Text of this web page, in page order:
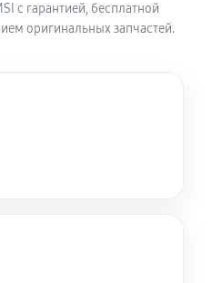
с гарантией, бесплатной
оригинальных запчастей.